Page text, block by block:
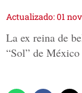
Actualizado: 01
La ex reina de
“Sol” de México